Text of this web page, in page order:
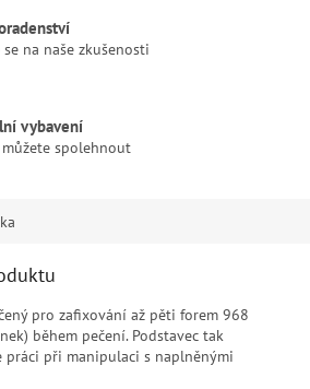
na naše zkušenosti
vybavení
spolehnout
pro zafixování až pěti forem 968
během pečení. Podstavec tak
práci při manipulaci s naplněnými